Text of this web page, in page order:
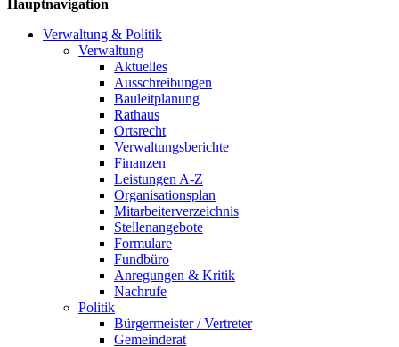
Hauptnavigation
Verwaltung & Politik
Verwaltung
Aktuelles
Ausschreibungen
Bauleitplanung
Rathaus
Ortsrecht
Verwaltungsberichte
Finanzen
Leistungen A-Z
Organisationsplan
Mitarbeiterverzeichnis
Stellenangebote
Formulare
Fundbüro
Anregungen & Kritik
Nachrufe
Politik
Bürgermeister / Vertreter
Gemeinderat